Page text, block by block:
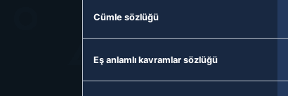
Cümle sözlüğü
Eş anlamlı kavramlar sözlüğü